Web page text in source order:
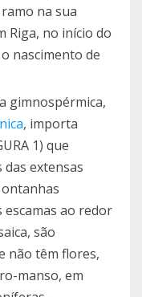
na sua
Riga, no início do
nascimento de
gimnospérmica,
, importa
1) que
extensas
escamas ao redor
são
não têm flores,
manso, em